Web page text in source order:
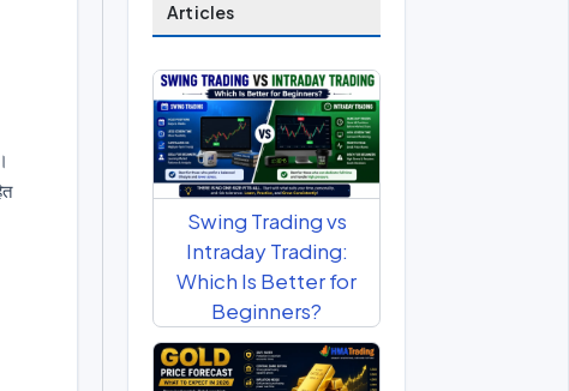
Articles
Swing Trading vs
Intraday Trading:
Which Is Better for
Beginners?